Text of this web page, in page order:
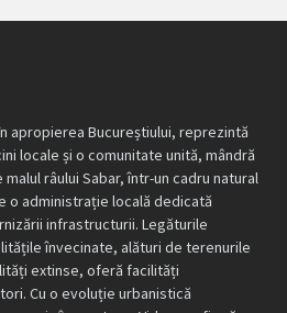
apropierea Bucureștiului, reprezintă
locale și o comunitate unită, mândră
râului Sabar, într-un cadru natural
o administrație locală dedicată
infrastructurii. Legăturile
învecinate, alături de terenurile
extinse, oferă facilități
Cu o evoluție urbanistică